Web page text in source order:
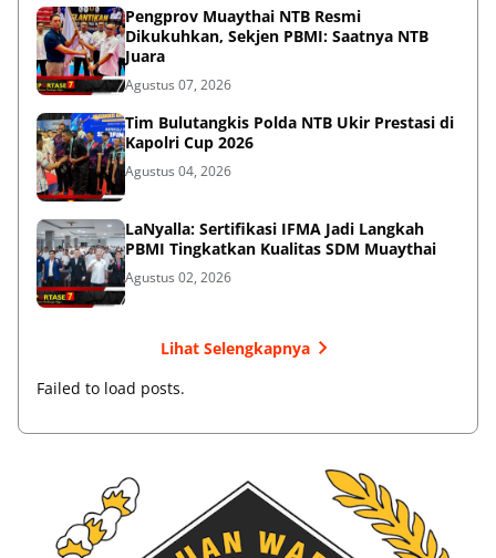
Pengprov Muaythai NTB Resmi
Dikukuhkan, Sekjen PBMI: Saatnya NTB
Juara
Agustus 07, 2026
Tim Bulutangkis Polda NTB Ukir Prestasi di
Kapolri Cup 2026
Agustus 04, 2026
LaNyalla: Sertifikasi IFMA Jadi Langkah
PBMI Tingkatkan Kualitas SDM Muaythai
Agustus 02, 2026
Lihat Selengkapnya
Failed to load posts.